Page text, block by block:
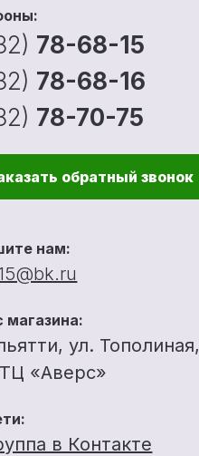
78-68-15
78-68-16
78-70-75
обратный звонок
нам:
магазина:
ул. Тополиная,
«Аверс»
в Контакте